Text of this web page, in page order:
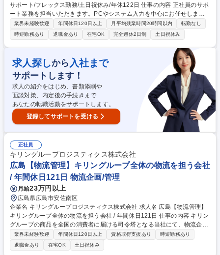
サポート/フレックス勤務/土日祝休み/年休122日 仕事の内容 正社員のサポ
ート業務を担当いただきます。PCやシステム入力を中心にお任せしま
す。原則出社いただきますが、部内の状況に応じてリモート勤務も相談可
能です。 【具体的には】 ■配属先部署の社員の業務として、PC・システ
ムへのデータ入力、会議室予約やスケジュール調整（Outlook使用）、電
話対応、部署内の経費精算、郵送物の開封・整理などの事務業務を担当い
ただきます。 ■配属先部署には5～10名程同僚が在籍しており、ご不明な
点は周囲に確認できる環境です。また産業医との定期面談が毎月あり、希
望をすれば健康面についても相談できる環境です。 募集職種 【障がい者
雇用】広島/事務サポート/フレックス勤務/土日祝休み/年休122日
業界未経験歓迎 年間休日120日以上 月平均残業時間20時間以内
転勤なし
時短勤務あり
退職金あり 在宅OK 完全週休2日制 土日祝休み
求人探しから 入社まで
サポートします！
求人の紹介をはじめ、書類添削や
面談対策、内定後の手続きまで
あなたの転職活動をサポートします。
登録してサポートを受ける
正社員
キリングループロジスティクス株式会社
広島【物流管理】キリングループ全体の物流を担う会社
/ 年間休日121日 物流企画/管理
月給23万円以上
広島県広島市安佐南区
企業名 キリングループロジスティクス株式会社 求人名 広島【物流管理】
キリングループ全体の物流を担う会社 / 年間休日121日 仕事の内容 キリン
グループの商品を全国の消費者に届ける司令塔となる当社にて、物流企
画、管理業務をお任せ致します。商品の需給バランス分析、及び安全品質
を考慮した上で、より効率的な配車計画を企て、全体のコーディネー トを
お任せいたします。 【詳細】入出庫･保管、及び卸･小売様の物流センター
業界未経験歓迎 年間休日120日以上 資格取得支援あり
時短勤務あり
退職金あり
在宅OK 土日祝休み